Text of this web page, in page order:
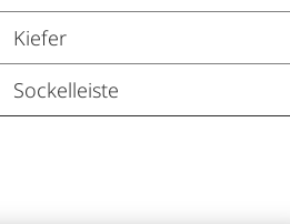
Kiefer
Sockelleiste